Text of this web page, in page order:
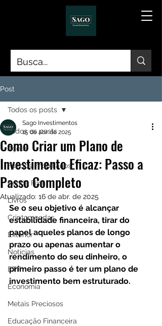
Post
Todos os posts
Ações
Fundos Imobiliários
Renda Fixa
Livros
Criptomoedas
Exterior
Notícias
ETF
Economia
Metais Preciosos
Educação Financeira
Todos os posts
Como Criar um Plano de
Investimento Eficaz: Passo a
Passo Completo
Sago Investimentos
15 de abr. de 2025
Atualizado: 16 de abr. de 2025
Se o seu objetivo é alcançar
estabilidade financeira, tirar do
papel aqueles planos de longo
prazo ou apenas aumentar o
rendimento do seu dinheiro, o
primeiro passo é ter um plano de
investimento bem estruturado.